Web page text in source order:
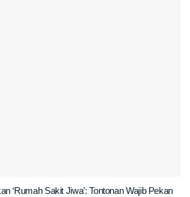
‘Rumah Sakit Jiwa’: Tontonan Wajib Pekan